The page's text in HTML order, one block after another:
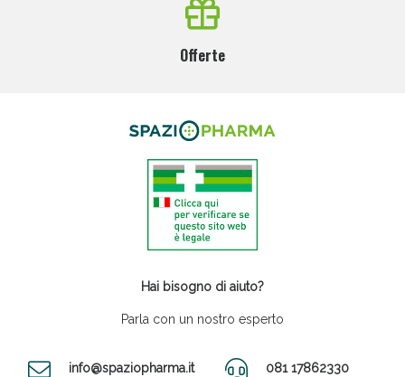
Offerte
Hai bisogno di aiuto?
Parla con un nostro esperto
info@spaziopharma.it 081 17862330